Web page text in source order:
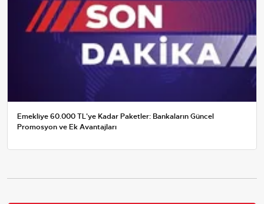
Emekliye 60.000 TL'ye Kadar Paketler: Bankaların Güncel
Promosyon ve Ek Avantajları